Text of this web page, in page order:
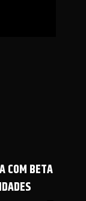
COM BETA